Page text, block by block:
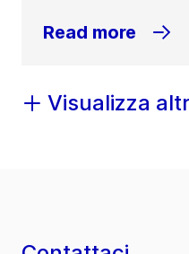
Read more
Visualizza